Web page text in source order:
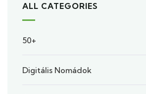
ALL CATEGORIES
50+
Digitális Nomádok